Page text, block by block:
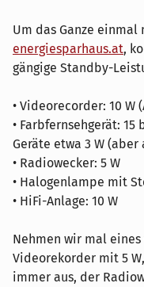
Um das Ganze
energiesparhaus.at,
gängige Standby-
• Videorecorder: 10 W
• Farbfernsehgerät: 15
Geräte etwa 3 W (aber
• Radiowecker: 5 W
• Halogenlampe mit
• HiFi-Anlage: 10 W
Nehmen wir mal
Videorekorder mit 5
immer aus, der